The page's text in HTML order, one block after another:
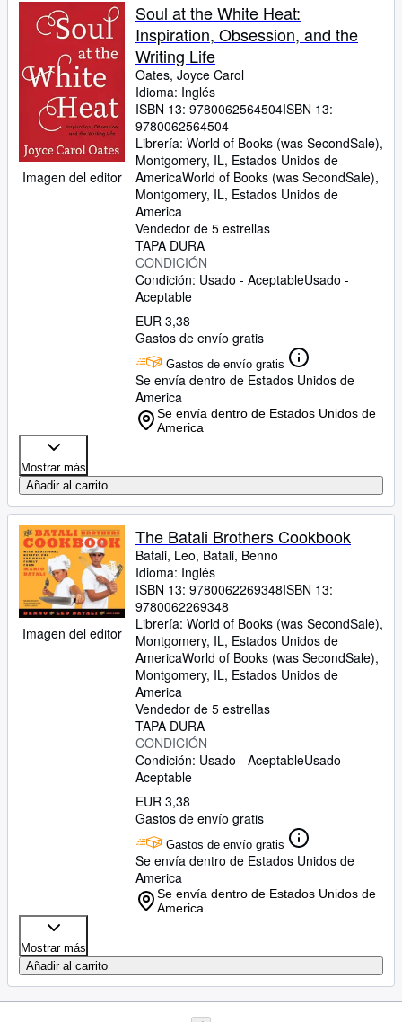
Imagen del editor
Soul at the White Heat:
Inspiration, Obsession, and the
Writing Life
Oates, Joyce Carol
Idioma: Inglés
ISBN 13: 9780062564504ISBN 13:
9780062564504
Librería: World of Books (was SecondSale),
Montgomery, IL, Estados Unidos de
AmericaWorld of Books (was SecondSale),
Montgomery, IL, Estados Unidos de
America
Vendedor de 5 estrellas
TAPA DURA
CONDICIÓN
Condición: Usado - AceptableUsado -
Aceptable
EUR 3,38
Gastos de envío gratis
Gastos de envío gratis
Se envía dentro de Estados Unidos de
America
Se envía dentro de Estados Unidos de
America
Mostrar más
Añadir al carrito
Imagen del editor
The Batali Brothers Cookbook
Batali, Leo, Batali, Benno
Idioma: Inglés
ISBN 13: 9780062269348ISBN 13:
9780062269348
Librería: World of Books (was SecondSale),
Montgomery, IL, Estados Unidos de
AmericaWorld of Books (was SecondSale),
Montgomery, IL, Estados Unidos de
America
Vendedor de 5 estrellas
TAPA DURA
CONDICIÓN
Condición: Usado - AceptableUsado -
Aceptable
EUR 3,38
Gastos de envío gratis
Gastos de envío gratis
Se envía dentro de Estados Unidos de
America
Se envía dentro de Estados Unidos de
America
Mostrar más
Añadir al carrito